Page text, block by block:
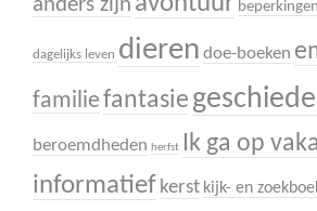
anders zijn beperkingen
dagelijks leven dieren doe-boeken
familiefantasie
beroemdheden herfst Ik ga op
informatief kerst kijk- en